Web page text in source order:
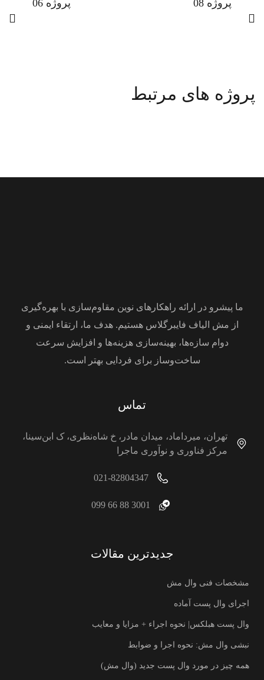
پروژه 08 پروژه 06
پروژه های مرتبط
ما پیشرو در ارائه راهکارهای نوین مقاوم‌سازی با بهره‌گیری
از مش الیاف فایبرگلاس هستیم. هدف ما، ارتقاء ایمنی و
دوام سازه‌ها، بهینه‌سازی هزینه‌ها و افزایش سرعت
ساخت‌وساز برای فردایی بهتر است.
تماس
تهران، میرداماد، میدان مادر، خ شاه‌نظری، ک ابن‌سینا،
مرکز فناوری و نوآوری ماجرا
021-82804347
3001 88 66 099
جدیدترین مقالات
مشخصات فنی وال مش
اجرای وال پست آماده
وال پست هبلکس| نحوه اجراء + مزایا و معایب
نبشی وال مش: نحوه اجرا و ضوابط
همه چیز در مورد وال پست جدید (وال مش)